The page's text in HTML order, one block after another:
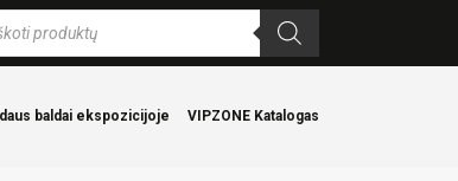
baldai ekspozicijoje VIPZONE Katalogas